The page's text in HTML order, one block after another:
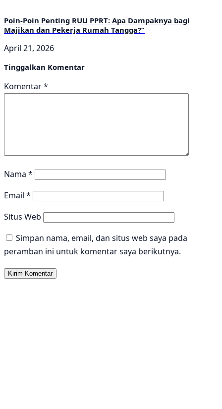
Poin-Poin Penting RUU PPRT: Apa Dampaknya bagi
Majikan dan Pekerja Rumah Tangga?”
April 21, 2026
Tinggalkan Komentar
Komentar*
Nama *
Email *
Situs Web
Simpan nama, email, dan situs web saya pada
peramban ini untuk komentar saya berikutnya.